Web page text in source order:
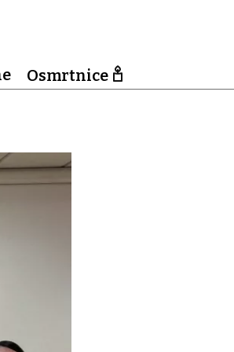
Osmrtnice